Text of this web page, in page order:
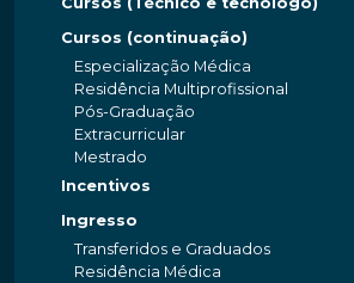
Cursos (continuação)
Especialização Médica
Residência Multiprofissional
Pós-Graduação
Extracurricular
Mestrado
Incentivos
Ingresso
Transferidos e Graduados
Residência Médica